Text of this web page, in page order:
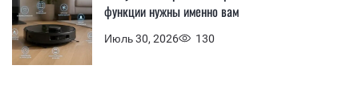
Июль 30, 2026 130
функции нужны именно вам